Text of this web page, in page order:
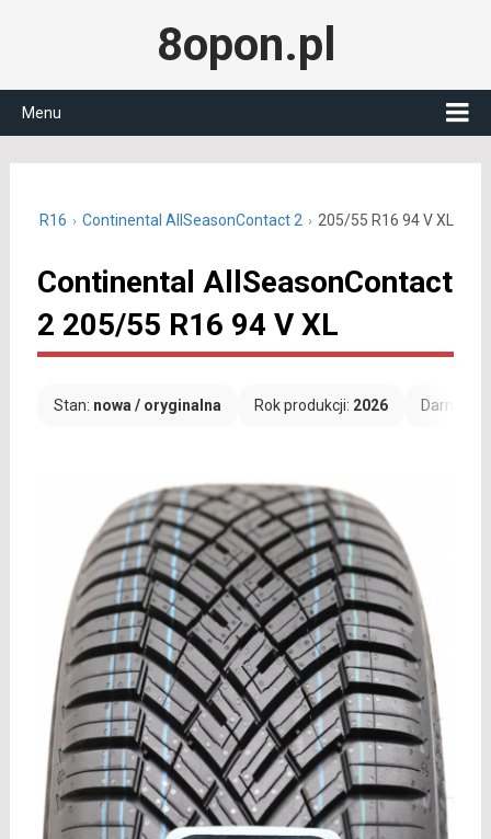
8opon.pl
Menu
55 R16 Continental AllSeasonContact 2 205/55 R16 94 V XL
Continental AllSeasonContact
2 205/55 R16 94 V XL
Stan: nowa / oryginalna Rok produkcji: 2026